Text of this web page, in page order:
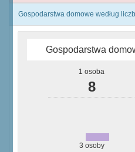
Gospodarstwa domowe według
Gospodarstwa
1 osoba
8
3 osoby